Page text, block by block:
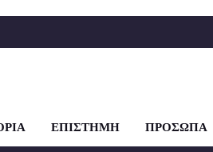
ΕΠΙΣΤΗΜΗ ΠΡΟΣΩΠΑ